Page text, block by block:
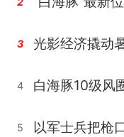
3 光影经济撬动
4 白海豚10级风
5 以军士兵把枪